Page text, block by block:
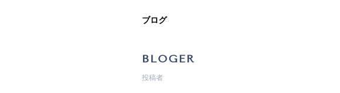
ブログ
BLOGER
投稿者